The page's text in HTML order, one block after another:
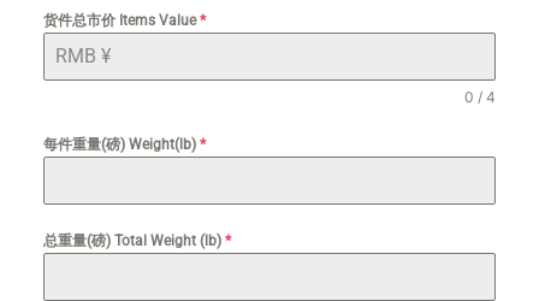
货件总市价 Items Value*
0 / 4
每件重量(磅) Weight(lb) *
总重量(磅) Total Weight (lb) *